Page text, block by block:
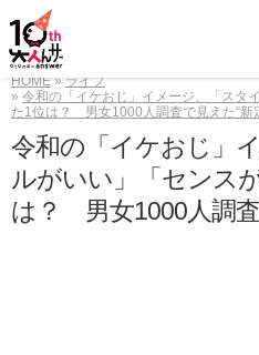
HOME
ライフ
令和の「イケおじ」イメージ、「スタ
た1位は？ 男女1000人調査で見えた“新
令和の「イケおじ」
ルがいい」「センス
は？ 男女1000人調査